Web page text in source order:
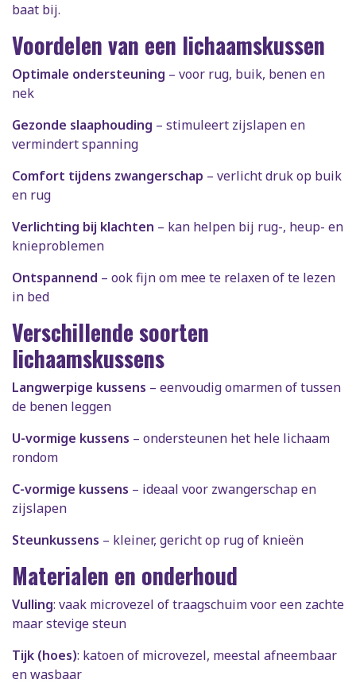
baat bij.
Voordelen van een lichaamskussen
Optimale ondersteuning – voor rug, buik, benen en
nek
Gezonde slaaphouding – stimuleert zijslapen en
vermindert spanning
Comfort tijdens zwangerschap – verlicht druk op buik
en rug
Verlichting bij klachten – kan helpen bij rug-, heup- en
knieproblemen
Ontspannend – ook fijn om mee te relaxen of te lezen
in bed
Verschillende soorten
lichaamskussens
Langwerpige kussens – eenvoudig omarmen of tussen
de benen leggen
U-vormige kussens – ondersteunen het hele lichaam
rondom
C-vormige kussens – ideaal voor zwangerschap en
zijslapen
Steunkussens – kleiner, gericht op rug of knieën
Materialen en onderhoud
Vulling: vaak microvezel of traagschuim voor een zachte
maar stevige steun
Tijk (hoes): katoen of microvezel, meestal afneembaar
en wasbaar